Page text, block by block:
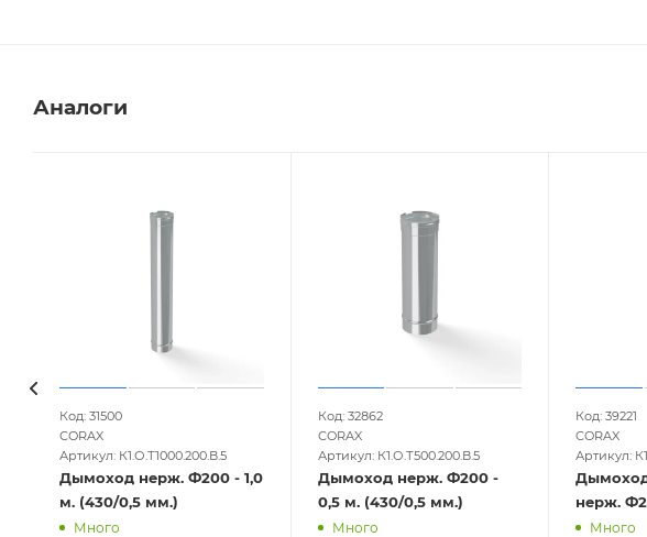
Аналоги
Код: 31500
CORAX
Артикул: К1.О.Т1000.200.В.5
Дымоход нерж. Ф200 - 1,0
м. (430/0,5 мм.)
Много
Код: 32862
CORAX
Артикул: К1.О.Т500.200.В.5
Дымоход нерж. Ф200 -
0,5 м. (430/0,5 мм.)
Много
Код: 39221
CORAX
Артикул:
нерж.
Много